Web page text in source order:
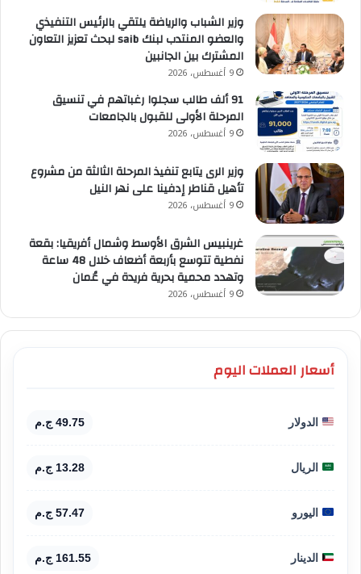
وزير الشباب والرياضة يلتقي بالرئيس التنفيذي
والعضو المنتدب لبنك saib لبحث تعزيز التعاون
المشترك بين الجانبين
9 أغسطس، 2026
91 ألف طالب سجلوا رغباتهم في تنسيق
المرحلة الأولى للقبول بالجامعات
9 أغسطس، 2026
وزير الرى يتابع تنفيذ المرحلة الثالثة من مشروع
تأهيل قناطر إدفينا على نهر النيل
9 أغسطس، 2026
غرينبيس الشرق الأوسط وشمال أفريقيا: بقعة
نفطية تتوسع بأربعة أضعاف خلال 48 ساعة
وتهدد محمية بحرية فريدة في عُمان
9 أغسطس، 2026
أسعار العملات اليوم
الدولار 49.75 ج.م
الريال 13.28 ج.م
اليورو 57.47 ج.م
الدينار 161.55 ج.م